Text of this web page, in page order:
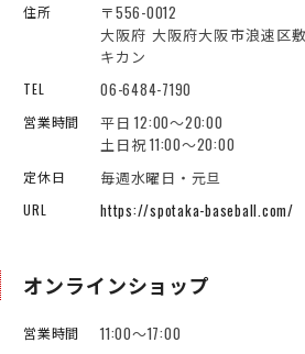
住所
〒556-0012
大阪府 大阪府大阪市浪速区
キカン
TEL 06-6484-7190
営業時間
平日 12:00～20:00
土日祝 11:00～20:00
定休日 毎週水曜日・元旦
URL https://spotaka-baseball.com/
オンラインショップ
営業時間 11:00～17:00